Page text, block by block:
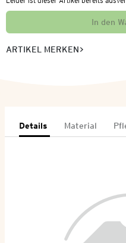
In den
ARTIKEL MERKEN
Details Material